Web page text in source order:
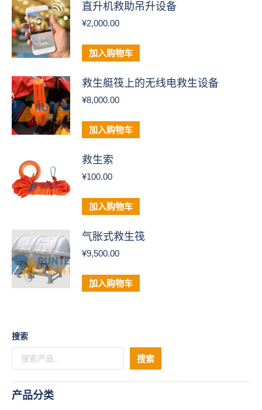
直升机救助吊升设备
¥2,000.00
加入购物车
救生艇筏上的无线电救生设备
¥8,000.00
加入购物车
救生索
¥100.00
加入购物车
气胀式救生筏
¥9,500.00
加入购物车
搜索
搜索
产品分类